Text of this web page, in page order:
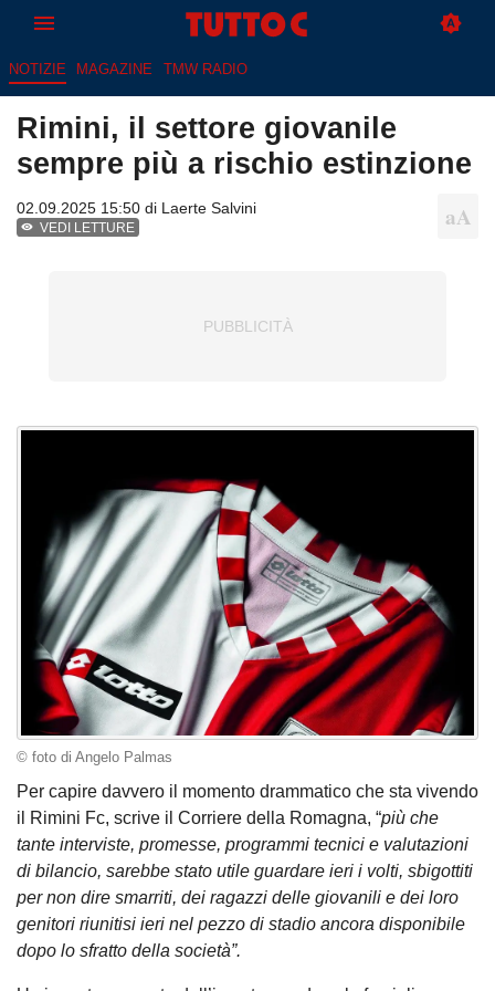
NOTIZIE MAGAZINE TMW RADIO
Rimini, il settore giovanile
sempre più a rischio estinzione
02.09.2025 15:50 di Laerte Salvini
VEDI LETTURE
© foto di Angelo Palmas
Per capire davvero il momento drammatico che sta vivendo
il Rimini Fc, scrive il Corriere della Romagna, “più che
tante interviste, promesse, programmi tecnici e valutazioni
di bilancio, sarebbe stato utile guardare ieri i volti, sbigottiti
per non dire smarriti, dei ragazzi delle giovanili e dei loro
genitori riunitisi ieri nel pezzo di stadio ancora disponibile
dopo lo sfratto della società”.